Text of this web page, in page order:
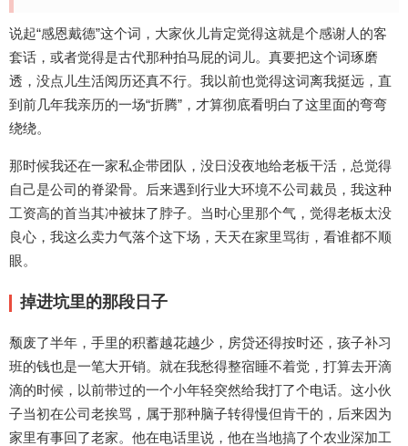
说起“感恩戴德”这个词，大家伙儿肯定觉得这就是个感谢人的客
套话，或者觉得是古代那种拍马屁的词儿。真要把这个词琢磨
透，没点儿生活阅历还真不行。我以前也觉得这词离我挺远，直
到前几年我亲历的一场“折腾”，才算彻底看明白了这里面的弯弯
绕绕。
那时候我还在一家私企带团队，没日没夜地给老板干活，总觉得
自己是公司的脊梁骨。后来遇到行业大环境不公司裁员，我这种
工资高的首当其冲被抹了脖子。当时心里那个气，觉得老板太没
良心，我这么卖力气落个这下场，天天在家里骂街，看谁都不顺
眼。
掉进坑里的那段日子
颓废了半年，手里的积蓄越花越少，房贷还得按时还，孩子补习
班的钱也是一笔大开销。就在我愁得整宿睡不着觉，打算去开滴
滴的时候，以前带过的一个小年轻突然给我打了个电话。这小伙
子当初在公司老挨骂，属于那种脑子转得慢但肯干的，后来因为
家里有事回了老家。他在电话里说，他在当地搞了个农业深加工